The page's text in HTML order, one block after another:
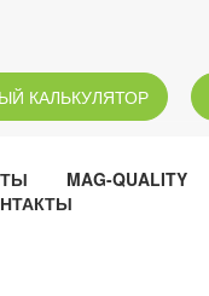
КАЛЬКУЛЯТОР
MAG-QUALITY